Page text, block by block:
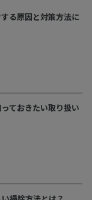
る原因と対策方法に
ておきたい取り扱い